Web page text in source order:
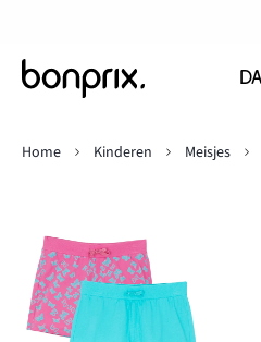
Home
Kinderen Meisjes